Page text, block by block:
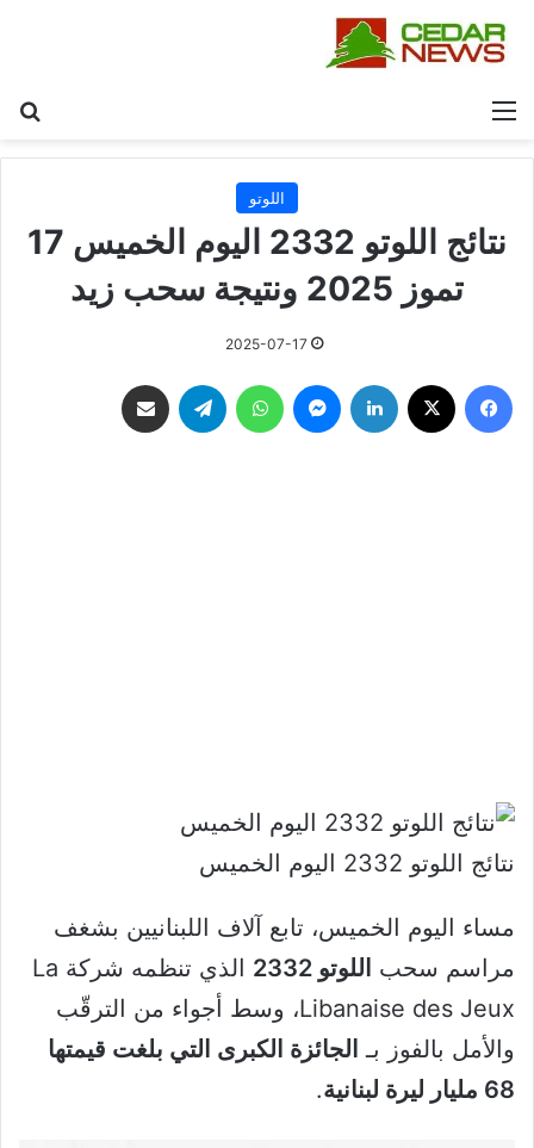
القائمة
اللوتو
نتائج اللوتو 2332 اليوم الخميس 17
تموز 2025 ونتيجة سحب زيد
2025-07-17
فيسبوك لينكدإن ماسنجر واتساب تيلقرام
نتائج اللوتو 2332 اليوم الخميس
مساء اليوم الخميس، تابع آلاف اللبنانيين بشغف
مراسم سحب اللوتو 2332
الذي تنظمه شركة La
Libanaise des Jeux، وسط أجواء من الترقّب
والأمل بالفوز بـ الجائزة الكبرى التي بلغت قيمتها
68 مليار ليرة لبنانية
.